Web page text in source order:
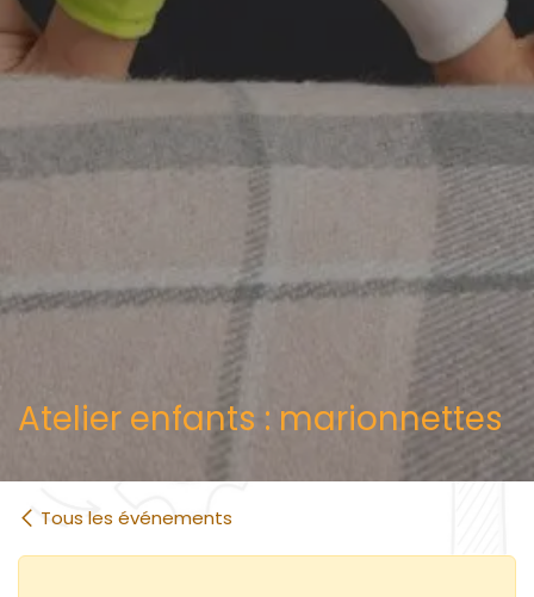
Atelier enfants : marionnettes
Tous les événements